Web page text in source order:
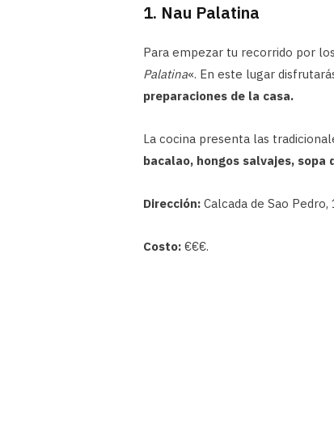
1. Nau Palatina
Para empezar tu recorrido por
Palatina«. En este lugar
preparaciones de la casa.
La cocina presenta las
bacalao, hongos salvajes, sopa
Dirección: Calcada de Sao
Costo: €€€.